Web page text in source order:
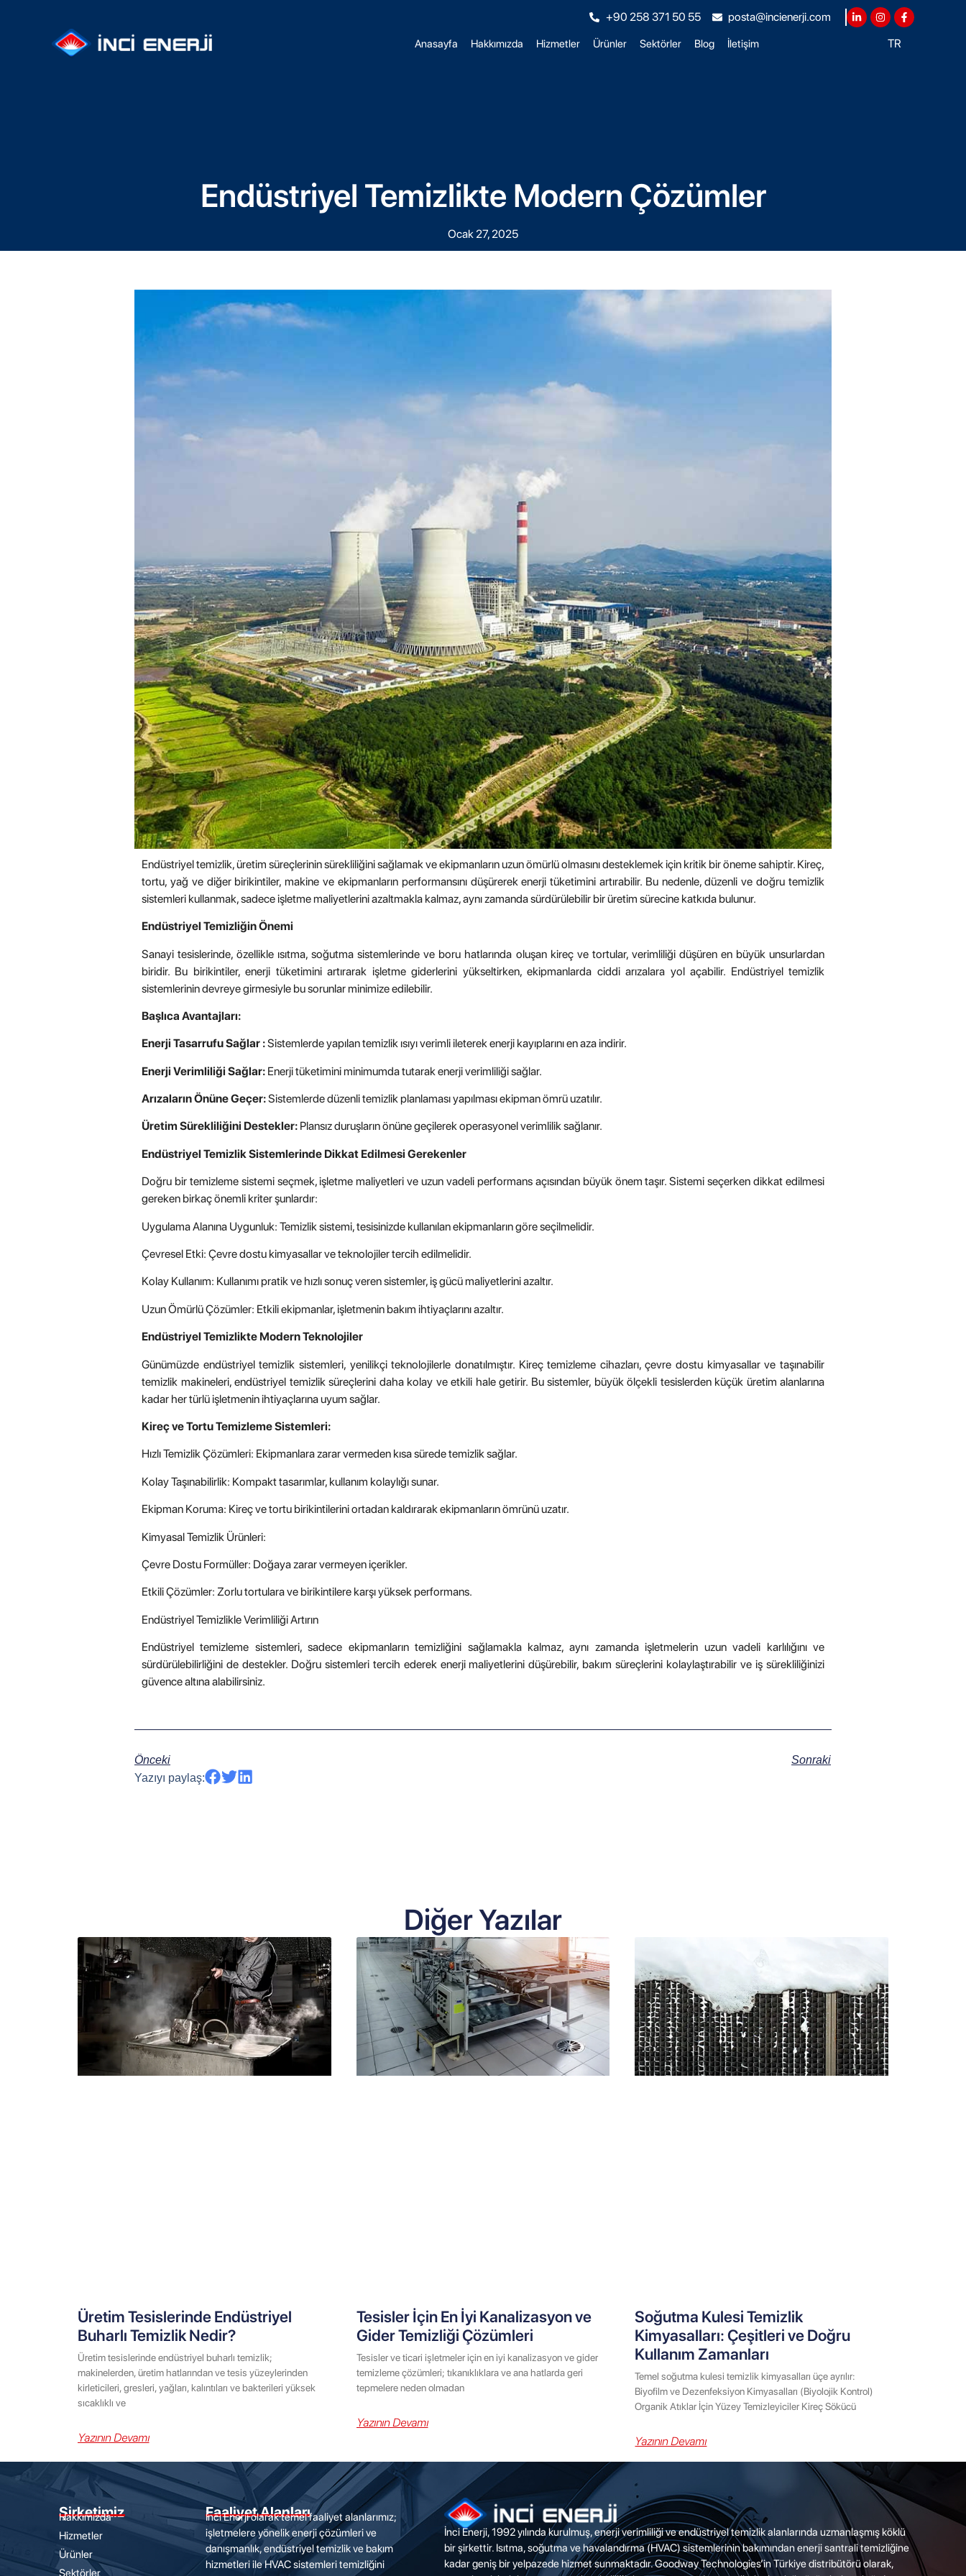
+90 258 371 50 55 posta@incienerji.com
Anasayfa Hakkımızda Hizmetler Ürünler Sektörler Blog İletişim TR
Endüstriyel Temizlikte Modern Çözümler
Ocak 27, 2025
Endüstriyel temizlik, üretim süreçlerinin sürekliliğini sağlamak ve ekipmanların uzun ömürlü olmasını desteklemek için kritik bir öneme sahiptir. Kireç,
tortu, yağ ve diğer birikintiler, makine ve ekipmanların performansını düşürerek enerji tüketimini artırabilir. Bu nedenle, düzenli ve doğru temizlik
sistemleri kullanmak, sadece işletme maliyetlerini azaltmakla kalmaz, aynı zamanda sürdürülebilir bir üretim sürecine katkıda bulunur.
Endüstriyel Temizliğin Önemi
Sanayi tesislerinde, özellikle ısıtma, soğutma sistemlerinde ve boru hatlarında oluşan kireç ve tortular, verimliliği düşüren en büyük unsurlardan
biridir. Bu birikintiler, enerji tüketimini artırarak işletme giderlerini yükseltirken, ekipmanlarda ciddi arızalara yol açabilir. Endüstriyel temizlik
sistemlerinin devreye girmesiyle bu sorunlar minimize edilebilir.
Başlıca Avantajları:
Enerji Tasarrufu Sağlar :Sistemlerde yapılan temizlik ısıyı verimli ileterek enerji kayıplarını en aza indirir.
Enerji Verimliliği Sağlar: Enerji tüketimini minimumda tutarak enerji verimliliği sağlar.
Arızaların Önüne Geçer:Sistemlerdedüzenli temizlik planlaması yapılmasıekipman ömrü uzatılır.
Üretim Sürekliliğini Destekler: Plansız duruşların önüne geçilerek operasyonel verimlilik sağlanır.
Endüstriyel Temizlik Sistemlerinde Dikkat Edilmesi Gerekenler
Doğru bir temizleme sistemi seçmek, işletme maliyetleri ve uzun vadeli performans açısından büyük önem taşır. Sistemi seçerken dikkat edilmesi
gereken birkaç önemli kriter şunlardır:
Uygulama Alanına Uygunluk: Temizlik sistemi, tesisinizde kullanılan ekipmanların göre seçilmelidir.
Çevresel Etki: Çevre dostu kimyasallar ve teknolojiler tercih edilmelidir.
Kolay Kullanım: Kullanımı pratik ve hızlı sonuç veren sistemler, iş gücü maliyetlerini azaltır.
Uzun Ömürlü Çözümler: Etkili ekipmanlar, işletmenin bakım ihtiyaçlarını azaltır.
Endüstriyel Temizlikte Modern Teknolojiler
Günümüzde endüstriyel temizlik sistemleri, yenilikçi teknolojilerle donatılmıştır. Kireç temizleme cihazları, çevre dostu kimyasallar ve taşınabilir
temizlik makineleri, endüstriyel temizlik süreçlerini daha kolay ve etkili hale getirir. Bu sistemler, büyük ölçekli tesislerden küçük üretim alanlarına
kadar her türlü işletmenin ihtiyaçlarına uyum sağlar.
Kireç ve Tortu Temizleme Sistemleri:
Hızlı Temizlik Çözümleri: Ekipmanlara zarar vermeden kısa sürede temizlik sağlar.
Kolay Taşınabilirlik: Kompakt tasarımlar, kullanım kolaylığı sunar.
Ekipman Koruma: Kireç ve tortu birikintilerini ortadan kaldırarak ekipmanların ömrünü uzatır.
Kimyasal Temizlik Ürünleri:
Çevre Dostu Formüller: Doğaya zarar vermeyen içerikler.
Etkili Çözümler: Zorlu tortulara ve birikintilere karşı yüksek performans.
Endüstriyel Temizlikle Verimliliği Artırın
Endüstriyel temizleme sistemleri, sadece ekipmanların temizliğini sağlamakla kalmaz, aynı zamanda işletmelerin uzun vadeli karlılığını ve
sürdürülebilirliğini de destekler. Doğru sistemleri tercih ederek enerji maliyetlerini düşürebilir, bakım süreçlerini kolaylaştırabilir ve iş sürekliliğinizi
güvence altına alabilirsiniz.
Önceki
Sonraki
Yazıyı paylaş:
Diğer Yazılar
Üretim Tesislerinde Endüstriyel
Buharlı Temizlik Nedir?
Üretim tesislerinde endüstriyel buharlı temizlik;
makinelerden, üretim hatlarından ve tesis yüzeylerinden
kirleticileri, gresleri, yağları, kalıntıları ve bakterileri yüksek
sıcaklıklı ve
Yazının Devamı
Tesisler İçin En İyi Kanalizasyon ve
Gider Temizliği Çözümleri
Tesisler ve ticari işletmeler için en iyi kanalizasyon ve gider
temizleme çözümleri; tıkanıklıklara ve ana hatlarda geri
tepmelere neden olmadan
Yazının Devamı
Soğutma Kulesi Temizlik
Kimyasalları: Çeşitleri ve Doğru
Kullanım Zamanları
Temel soğutma kulesi temizlik kimyasalları üçe ayrılır:
Biyofilm ve Dezenfeksiyon Kimyasalları (Biyolojik Kontrol)
Organik Atıklar İçin Yüzey Temizleyiciler Kireç Sökücü
Yazının Devamı
Şirketimiz
Hakkımızda
Hizmetler
Ürünler
Faaliyet Alanları
İnci Enerji olarak temel faaliyet alanlarımız;
işletmelere yönelik enerji çözümleri ve
danışmanlık, endüstriyel temizlik ve bakım
hizmetleri ile HVAC sistemleri temizliğini
İnci Enerji, 1992 yılında kurulmuş, enerji verimliliği ve endüstriyel temizlik alanlarında uzmanlaşmış köklü
bir şirkettir. Isıtma, soğutma ve havalandırma (HVAC) sistemlerinin bakımından enerji santrali temizliğine
kadar geniş bir yelpazede hizmet sunmaktadır. Goodway Technologies’in Türkiye distribütörü olarak,